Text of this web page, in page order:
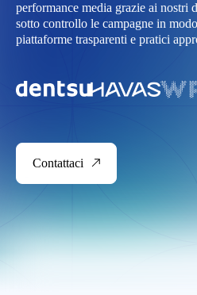
performance media grazie ai nostri
sotto controllo le campagne in
piattaforme trasparenti e pratici
Contattaci